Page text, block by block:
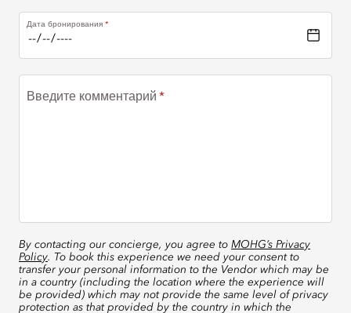
Дата бронирования
Введите комментарий
By contacting our concierge, you agree to MOHG’s Privacy
Policy. To book this experience we need your consent to
transfer your personal information to the Vendor which may be
in a country (including the location where the experience will
be provided) which may not provide the same level of privacy
protection as that provided by the country in which the